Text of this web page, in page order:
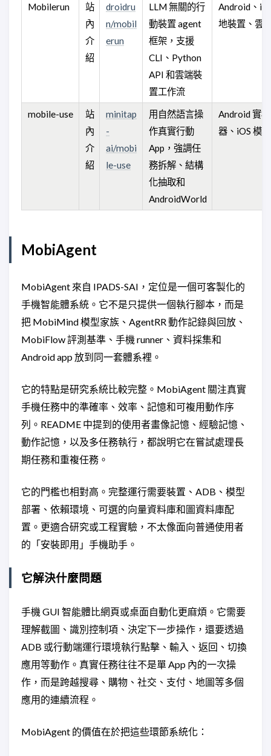
Mobilerun
站
內
介
紹
droidru
n/mobil
erun
LLM 無關的行
動裝置 agent
框架，支援
CLI、Python
API 和雲端裝
置工作流
Android、
地裝置、雲
mobile-use
站
內
介
紹
minitap
-
ai/mobi
le-use
用自然語言操
作真實行動
App，強調任
務拆解、結構
化抽取和
AndroidWorld
Android 實
器、iOS 模
MobiAgent
MobiAgent 來自 IPADS-SAI，定位是一個可客製化的
手機智能體系統。它不是只提供一個執行腳本，而是
把 MobiMind 模型家族、AgentRR 動作記錄與回放、
MobiFlow 評測基準、手機 runner、資料採集和
Android app 放到同一套體系裡。
它的特點是研究系統比較完整。MobiAgent 關注真實
手機任務中的準確率、效率、記憶和可複用動作序
列。README 中提到的使用者畫像記憶、經驗記憶、
動作記憶，以及多任務執行，都說明它在嘗試處理長
期任務和重複任務。
它的門檻也相對高。完整運行需要裝置、ADB、模型
部署、依賴環境、可選的向量資料庫和圖資料庫配
置。更適合研究或工程實驗，不太像面向普通使用者
的「安裝即用」手機助手。
它解決什麼問題
手機 GUI 智能體比網頁或桌面自動化更麻煩。它需要
理解截圖、識別控制項、決定下一步操作，還要透過
ADB 或行動端運行環境執行點擊、輸入、返回、切換
應用等動作。真實任務往往不是單 App 內的一次操
作，而是跨越搜尋、購物、社交、支付、地圖等多個
應用的連續流程。
MobiAgent 的價值在於把這些環節系統化：